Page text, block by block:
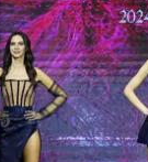
Niğde
Ordu
Rize